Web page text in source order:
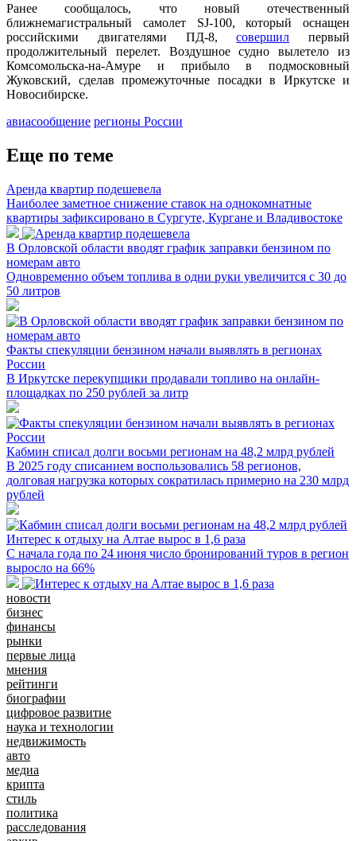
Ранее сообщалось, что новый отечественный
ближнемагистральный самолет SJ-100, который оснащен
российскими двигателями ПД-8,совершил первый
продолжительный перелет. Воздушное судно вылетело из
Комсомольска-на-Амуре и прибыло в подмосковный
Жуковский, сделав промежуточные посадки в Иркутске и
Новосибирске.
авиасообщение регионы России
Еще по теме
Аренда квартир подешевела
Наиболее заметное снижение ставок на однокомнатные
квартиры зафиксировано в Сургуте, Кургане и Владивостоке
В Орловской области вводят график заправки бензином по
номерам авто
Одновременно объем топлива в одни руки увеличится с 30 до
50 литров
Факты спекуляции бензином начали выявлять в регионах
России
В Иркутске перекупщики продавали топливо на онлайн-
площадках по 250 рублей за литр
Кабмин списал долги восьми регионам на 48,2 млрд рублей
В 2025 году списанием воспользовались 58 регионов,
долговая нагрузка которых сократилась примерно на 230 млрд
рублей
Интерес к отдыху на Алтае вырос в 1,6 раза
С начала года по 24 июня число бронирований туров в регион
выросло на 66%
новости
бизнес
финансы
рынки
первые лица
мнения
рейтинги
биографии
цифровое развитие
наука и технологии
недвижимость
авто
медиа
крипта
стиль
политика
расследования